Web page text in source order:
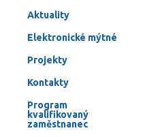
Aktuality
Elektronické mýtné
Projekty
Kontakty
Program
kvalifikovaný
zaměstnanec